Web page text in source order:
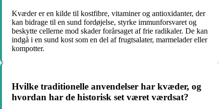
Kvæder er en kilde til kostfibre, vitaminer og antioxidanter, der
kan bidrage til en sund fordøjelse, styrke immunforsvaret og
beskytte cellerne mod skader forårsaget af frie radikaler. De kan
indgå i en sund kost som en del af frugtsalater, marmelader eller
kompotter.
Hvilke traditionelle anvendelser har kvæder, og
hvordan har de historisk set været værdsat?